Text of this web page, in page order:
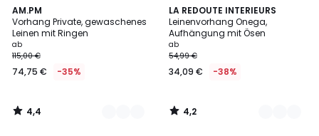
AM.PM
Vorhang Private, gewaschenes
Leinen mit Ringen
ab
115,00 €
74,75 € -35%
4,4
/ 5
11
Farben
4,4
/
LA REDOUTE INTERIEURS
Leinenvorhang Onega,
Aufhängung mit Ösen
ab
54,99 €
34,09 € -38%
4,2
/ 5
4
Farben
4,2
/